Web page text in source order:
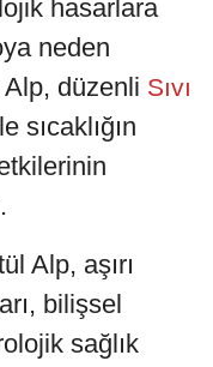
hasarlara
neden
düzenli Sıvı
sıcaklığın
Alp, aşırı
bilişsel
sağlık